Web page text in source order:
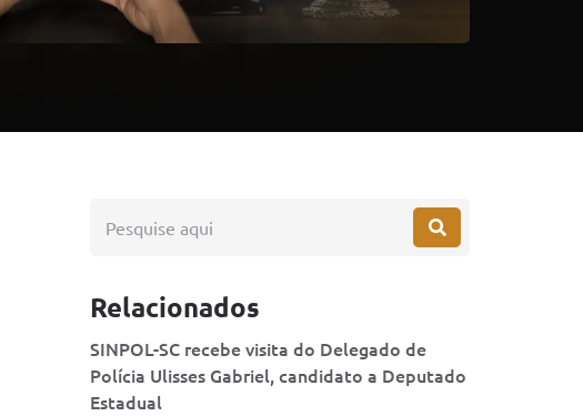
Relacionados
SINPOL-SC recebe visita do Delegado de
Polícia Ulisses Gabriel, candidato a Deputado
Estadual